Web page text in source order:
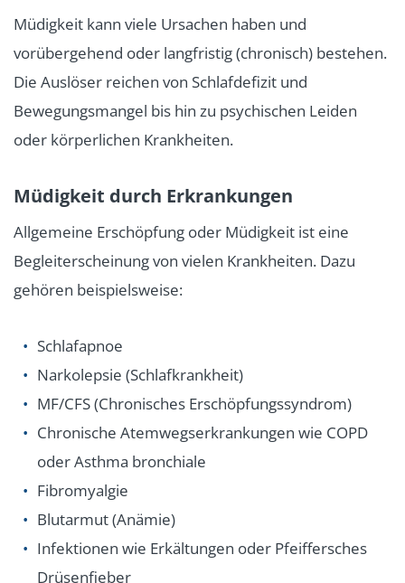
Müdigkeit kann viele Ursachen haben und
vorübergehend oder langfristig (chronisch) bestehen.
Die Auslöser reichen von Schlafdefizit und
Bewegungsmangel bis hin zu psychischen Leiden
oder körperlichen Krankheiten.
Müdigkeit durch Erkrankungen
Allgemeine Erschöpfung oder Müdigkeit ist eine
Begleiterscheinung von vielen Krankheiten. Dazu
gehören beispielsweise:
Schlafapnoe
Narkolepsie (Schlafkrankheit)
MF/CFS (Chronisches Erschöpfungssyndrom)
Chronische Atemwegserkrankungen wie COPD
oder Asthma bronchiale
Fibromyalgie
Blutarmut (Anämie)
Infektionen wie Erkältungen oder Pfeiffersches
Drüsenfieber